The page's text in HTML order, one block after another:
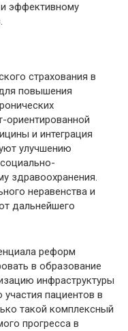
эффективному
страхования в
повышения
ориентированной
и интеграция
улучшению
здравоохранения.
неравенства и
дальнейшего
реформ
в образование
инфраструктуры
пациентов в
такой комплексный
прогресса в